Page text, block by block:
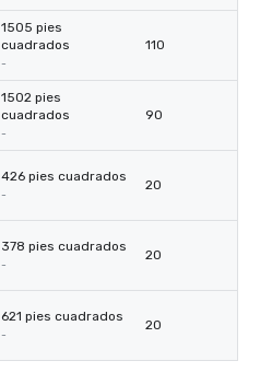
1505 pies
cuadrados
-
110
1502 pies
cuadrados
-
90
426 pies cuadrados
-
20
378 pies cuadrados
-
20
621 pies cuadrados
-
20